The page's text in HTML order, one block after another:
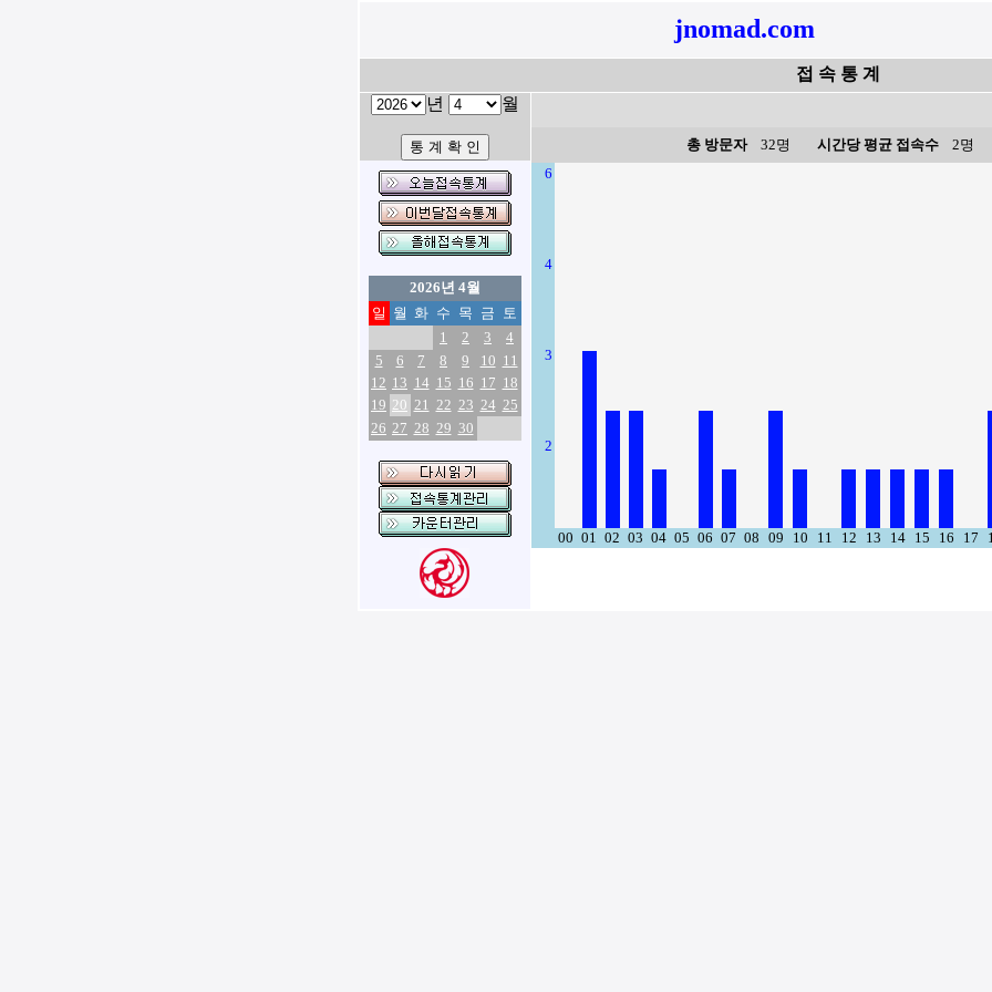
jnomad.com
접 속 통 계
년 월
2026년 4월
일 월 화 수 목 금 토
1
2 3
4
5
6 7 8 9 10 11
12 13 14 15 16 17 18
19 20 21 22 23 24 25
26 27 28 29 30
총 방문자32명 시간당 평균 접속수2명
6
4
3
2
00 01 02 03 04 05 06 07 08 09 10 11 12 13 14 15 16 17